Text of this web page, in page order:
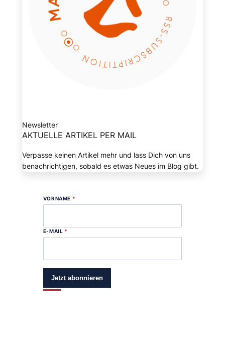
Newsletter
AKTUELLE ARTIKEL PER MAIL
Verpasse keinen Artikel mehr und lass Dich von uns
benachrichtigen, sobald es etwas Neues im Blog gibt.
VORNAME *
E-MAIL *
Jetzt abonnieren